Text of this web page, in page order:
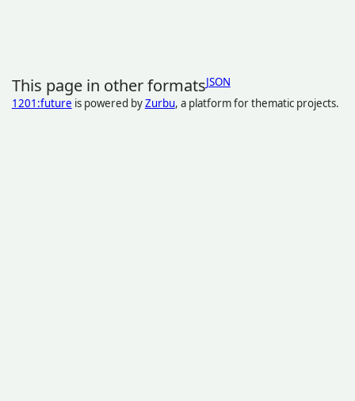
This page in other formatsJSON
1201:future is powered byZurbu, a platform for thematic projects.